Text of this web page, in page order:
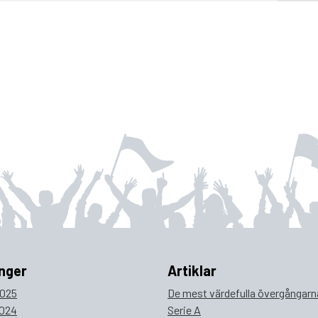
Artiklar
De mest värdefulla
Serie A